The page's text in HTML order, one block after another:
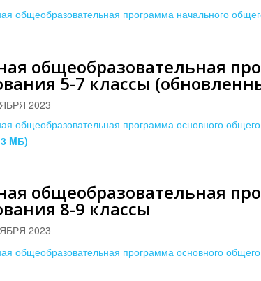
общеобразовательная программа начального
общеобразовательная
5-7 классы
2023
общеобразовательная программа основного
MБ)
общеобразовательная
8-9 классы
2023
общеобразовательная программа основного